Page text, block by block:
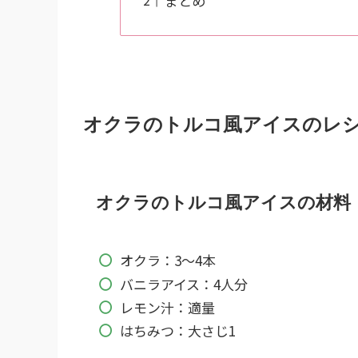
オクラのトルコ風アイスのレ
オクラのトルコ風アイスの材料
オクラ：3～4本
バニラアイス：4人分
レモン汁：適量
はちみつ：大さじ1